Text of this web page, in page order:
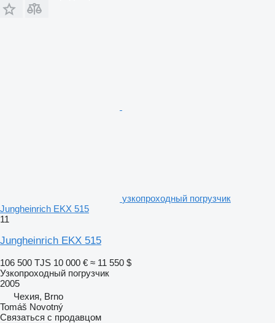
узкопроходный погрузчик
Jungheinrich EKX 515
11
Jungheinrich EKX 515
106 500 TJS 10 000 € ≈ 11 550 $
Узкопроходный погрузчик
2005
Чехия, Brno
Tomáš Novotný
Связаться с продавцом